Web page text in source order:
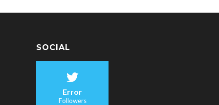
SOCIAL
Error
Followers